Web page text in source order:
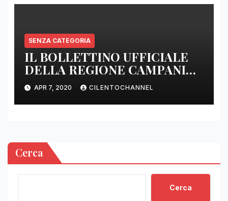
SENZA CATEGORIA
IL BOLLETTINO UFFICIALE
DELLA REGIONE CAMPANIA
DELLE ORE 22.00
APR 7, 2020 CILENTOCHANNEL
Cerca
Cerca